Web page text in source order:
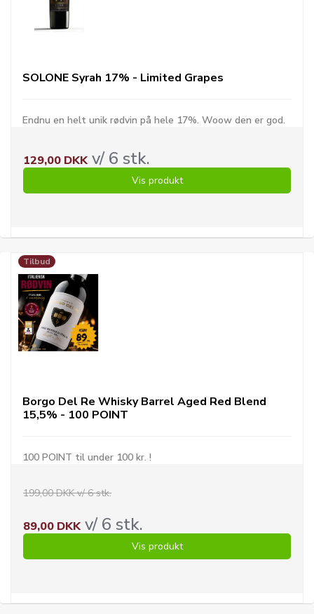
SOLONE Syrah 17% - Limited Grapes
Endnu en helt unik rødvin på hele 17%. Woow den er god.
129,00 DKKv/ 6 stk.
Vis produkt
Tilbud
Borgo Del Re Whisky Barrel Aged Red Blend
15,5% - 100 POINT
100 POINT til under 100 kr. !
199,00 DKK v/ 6 stk.
89,00 DKKv/ 6 stk.
Vis produkt